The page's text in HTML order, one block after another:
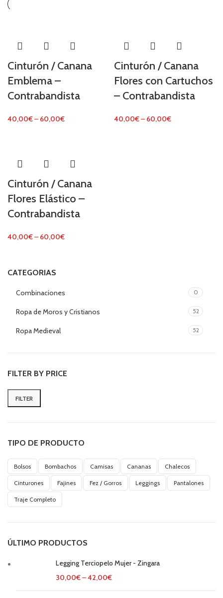
CATEGORIAS
Combinaciones 0
Ropa de Moros y Cristianos 52
Ropa Medieval 52
FILTER BY PRICE
Min
Max
FILTER
TIPO DE PRODUCTO
Bolsos Bombachos Camisas Cananas Chalecos
Cinturones Fajines Fez / Gorros Leggings Pantalones
Traje Completo
ÚLTIMO PRODUCTOS
Legging Terciopelo Mujer - Zingara
30,00€–42,00€
Cinturón / Canana
Emblema –
Contrabandista
40,00€– 60,00€
Cinturón / Canana
Flores con Cartuchos
– Contrabandista
40,00€– 60,00€
Cinturón / Canana
Flores Elástico –
Contrabandista
40,00€– 60,00€